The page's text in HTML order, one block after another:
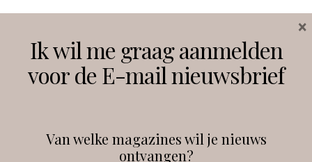
Instagram Facebook
Ik wil me graag aanmelden
voor de E-mail nieuwsbrief
Van welke magazines wil je nieuws
ontvangen?
×